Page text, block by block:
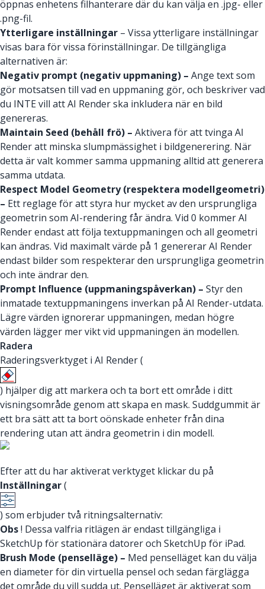
öppnas enhetens filhanterare där du kan välja en .jpg- eller
.png-fil.
Ytterligare inställningar – Vissa ytterligare inställningar
visas bara för vissa förinställningar. De tillgängliga
alternativen är:
Negativ prompt (negativ uppmaning) – Ange text som
gör motsatsen till vad en uppmaning gör, och beskriver vad
du INTE vill att AI Render ska inkludera när en bild
genereras.
Maintain Seed (behåll frö) – Aktivera för att tvinga AI
Render att minska slumpmässighet i bildgenerering. När
detta är valt kommer samma uppmaning alltid att generera
samma utdata.
Respect Model Geometry (respektera modellgeometri)
– Ett reglage för att styra hur mycket av den ursprungliga
geometrin som AI-rendering får ändra. Vid 0 kommer AI
Render endast att följa textuppmaningen och all geometri
kan ändras. Vid maximalt värde på 1 genererar AI Render
endast bilder som respekterar den ursprungliga geometrin
och inte ändrar den.
Prompt Influence (uppmaningspåverkan) – Styr den
inmatade textuppmaningens inverkan på AI Render-utdata.
Lägre värden ignorerar uppmaningen, medan högre
värden lägger mer vikt vid uppmaningen än modellen.
Radera
Raderingsverktyget i AI Render (
) hjälper dig att markera och ta bort ett område i ditt
visningsområde genom att skapa en mask. Suddgummit är
ett bra sätt att ta bort oönskade enheter från dina
rendering utan att ändra geometrin i din modell.
Efter att du har aktiverat verktyget klickar du på
Inställningar(
) som erbjuder två ritningsalternativ:
Obs! Dessa valfria ritlägen är endast tillgängliga i
SketchUp för stationära datorer och SketchUp för iPad.
Brush Mode (penselläge) – Med penselläget kan du välja
en diameter för din virtuella pensel och sedan färglägga
det område du vill sudda ut. Penselläget är aktiverat som